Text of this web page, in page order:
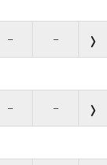
– –
– –